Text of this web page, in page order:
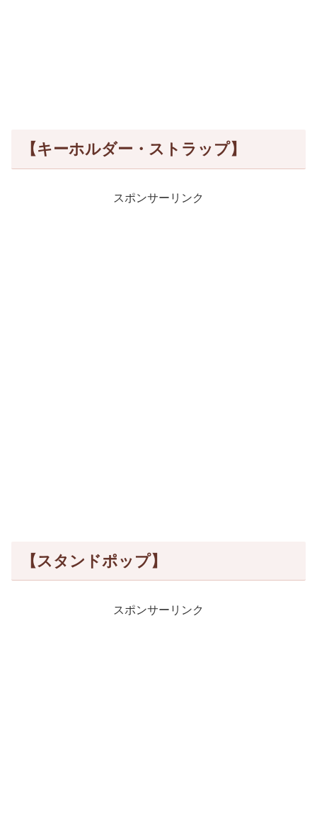
【キーホルダー・ストラップ】
スポンサーリンク
【スタンドポップ】
スポンサーリンク